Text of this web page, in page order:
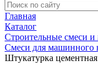
Главная
Каталог
Строительные смеси и
Смеси для машинного
Штукатурка